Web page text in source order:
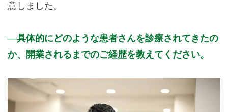
意しました。
具体的にどのような患者さんを診療されてきたの
か、開業されるまでのご経歴を教えてください。